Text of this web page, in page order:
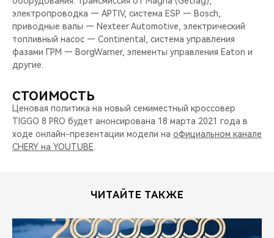
электропроводка — APTIV, система ESP — Bosch,
приводные валы — Nexteer Automotive, электрический
топливный насос — Continental, система управления
фазами ГРМ — BorgWarner, элементы управления Eaton и
другие.
СТОИМОСТЬ
Ценовая политика на новый семиместный кроссовер
TIGGO 8 PRO будет анонсирована 18 марта 2021 года в
ходе онлайн-презентации модели на официальном канале
CHERY на YOUTUBE
ЧИТАЙТЕ ТАКЖЕ